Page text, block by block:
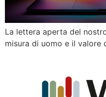
La lettera aperta del
misura di uomo e il valore